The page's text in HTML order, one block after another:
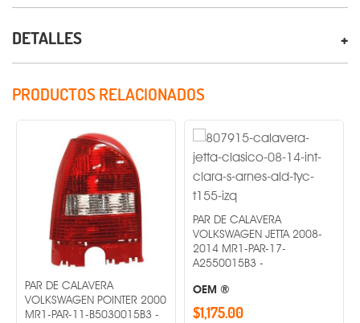
DETALLES
PRODUCTOS RELACIONADOS
PAR DE CALAVERA
VOLKSWAGEN POINTER 2000
MR1-PAR-11-B5030015B3 -
PAR DE CALAVERA
VOLKSWAGEN JETTA 2008-
2014 MR1-PAR-17-
A2550015B3 -
OEM ®
$1,175.00